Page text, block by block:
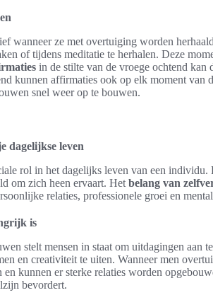
wanneer ze met overtuiging worden
of tijdens meditatie te herhalen. Deze
in de stilte van de vroege ochtend kan
kunnen affirmaties ook op elk moment van
snel weer op te bouwen.
dagelijkse leven
rol in het dagelijks leven van een
om zich heen ervaart. Het belang van
relaties, professionele groei en
is
stelt mensen in staat om uitdagingen aan
en creativiteit te uiten. Wanneer men
en kunnen er sterke relaties worden
bevordert.